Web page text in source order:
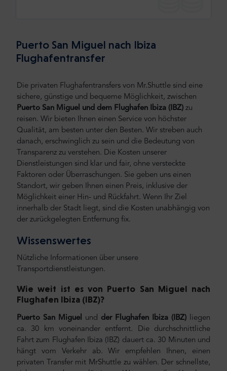
Puerto San Miguel nach Ibiza
Flughafentransfer
Die privaten Flughafentransfers von Mr.Shuttle sind eine
sichere, günstige und bequeme Möglichkeit, zwischen
Puerto San Miguel und dem Flughafen Ibiza (IBZ) zu
reisen. Wir bieten Ihnen einen Service von höchster
Qualität, am besten unter den Besten. Wir streben auch
danach, erschwinglich zu sein und die Bedeutung von
Transparenz zu verstehen. Die Kosten unserer
Dienstleistungen sind klar und fair, ohne versteckte
Faktoren oder Überraschungen. Sie geben uns einen
Standort, wir geben Ihnen einen Preis, inklusive der
Möglichkeit einer Hin- und Rückfahrt. Wenn Ihr Ziel
innerhalb der Stadt liegt, sind die Kosten unabhängig von
der zurückgelegten Entfernung fix.
Wissenswertes
Nützliche Informationen über unsere
Transportdienstleistungen.
Wie weit ist es von Puerto San Miguel nach
Flughafen Ibiza (IBZ)?
Puerto San Miguel und der Flughafen Ibiza (IBZ) liegen
ca. 30 km voneinander entfernt. Die durchschnittliche
Fahrt zum Flughafen Ibiza (IBZ) dauert ca. 30 Minuten und
hängt vom Verkehr ab. Wir empfehlen Ihnen, einen
privaten Transfer mit MrShuttle zu wählen. Der schnellste,